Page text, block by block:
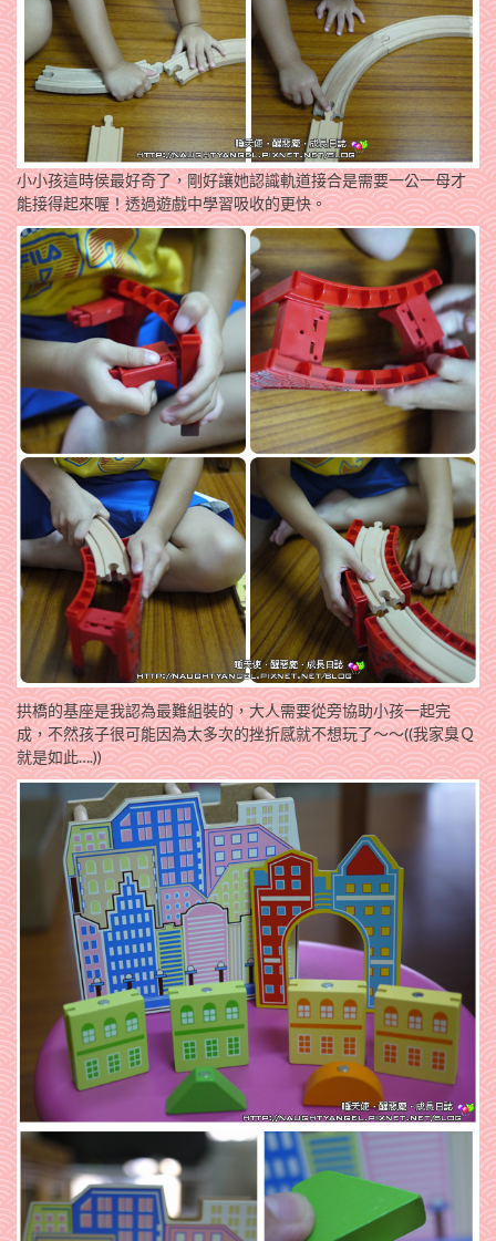
小小孩這時侯最好奇了，剛好讓她認識軌道接合是需要一公一母才
能接得起來喔！透過遊戲中學習吸收的更快。
拱橋的基座是我認為最難組裝的，大人需要從旁協助小孩一起完
成，不然孩子很可能因為太多次的挫折感就不想玩了～～((我家臭Ｑ
就是如此….))